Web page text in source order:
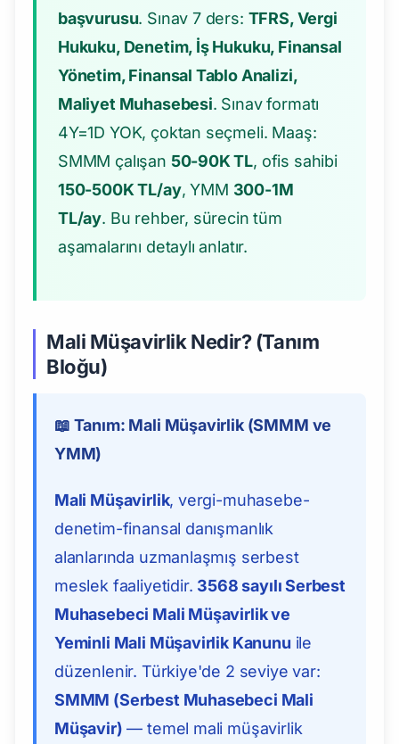
başvurusu. Sınav 7 ders: TFRS, Vergi
Hukuku, Denetim, İş Hukuku, Finansal
Yönetim, Finansal Tablo Analizi,
Maliyet Muhasebesi. Sınav formatı
4Y=1D YOK, çoktan seçmeli. Maaş:
SMMM çalışan 50-90K TL, ofis sahibi
150-500K TL/ay, YMM 300-1M
TL/ay. Bu rehber, sürecin tüm
aşamalarını detaylı anlatır.
Mali Müşavirlik Nedir? (Tanım
Bloğu)
📖 Tanım: Mali Müşavirlik (SMMM ve
YMM)
Mali Müşavirlik, vergi-muhasebe-
denetim-finansal danışmanlık
alanlarında uzmanlaşmış serbest
meslek faaliyetidir. 3568 sayılı Serbest
Muhasebeci Mali Müşavirlik ve
Yeminli Mali Müşavirlik Kanunu ile
düzenlenir. Türkiye'de 2 seviye var:
SMMM (Serbest Muhasebeci Mali
Müşavir) — temel mali müşavirlik